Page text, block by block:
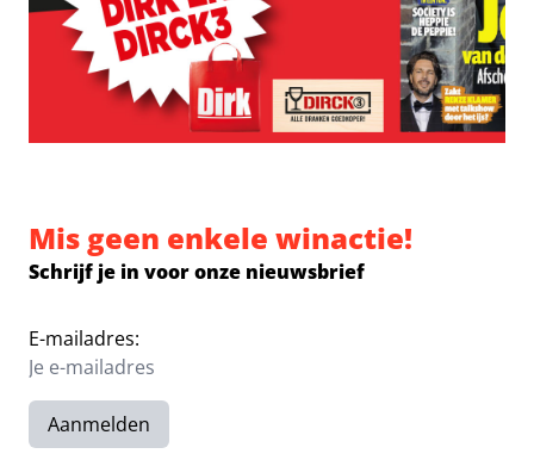
Mis geen enkele winactie!
Schrijf je in voor onze nieuwsbrief
E-mailadres:
Aanmelden